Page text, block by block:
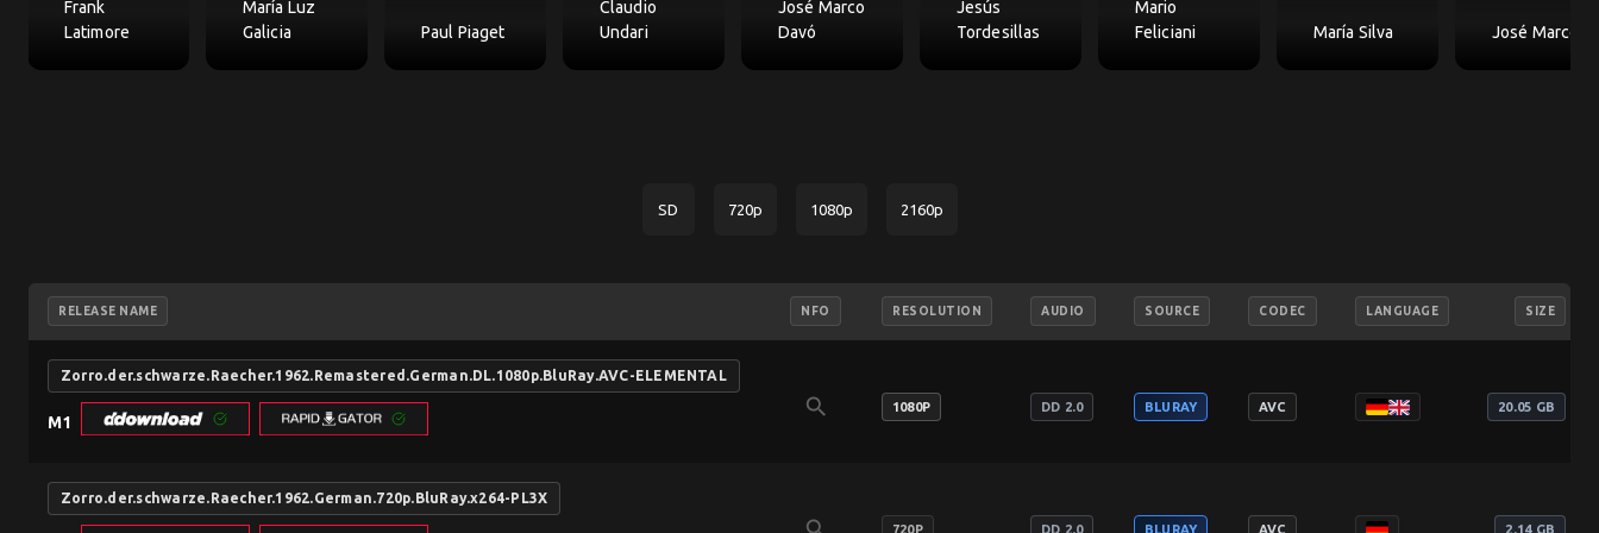
Frank
Latimore
María Luz
Galicia
Paul Piaget
Claudio
Undari
José Marco
Davó
Jesús
Tordesillas
Mario
Feliciani
María Silva José Marco
SD 720p 1080p 2160p
RELEASE NAME NFO RESOLUTION AUDIO SOURCE CODEC LANGUAGE SIZE
Zorro.der.schwarze.Raecher.1962.Remastered.German.DL.1080p.BluRay.AVC-ELEMENTAL
M1
search 1080P DD 2.0 BLURAY AVC 20.05 GB
Zorro.der.schwarze.Raecher.1962.German.720p.BluRay.x264-PL3X
720P DD 2.0 BLURAY AVC 2.14 GB